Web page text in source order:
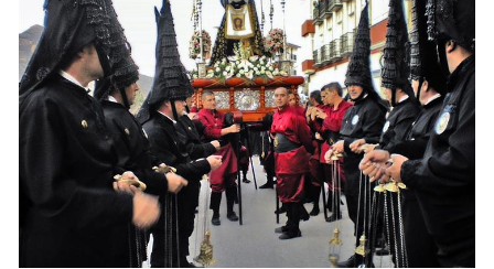
Deporte & aventura
Familia & niños
Museos & Arte
Naturaleza & aire libre Playas